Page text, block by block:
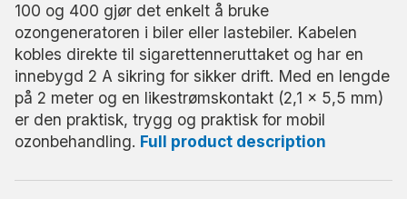
100 og 400 gjør det enkelt å bruke
ozongeneratoren i biler eller lastebiler. Kabelen
kobles direkte til sigarettenneruttaket og har en
innebygd 2 A sikring for sikker drift. Med en lengde
på 2 meter og en likestrømskontakt (2,1 x 5,5 mm)
er den praktisk, trygg og praktisk for mobil
ozonbehandling. Full product description